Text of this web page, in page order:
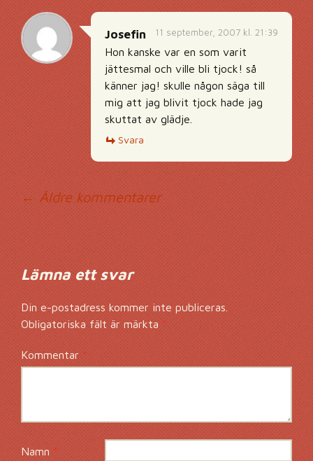
11 september, 2007 kl. 21:39
Josefin
Hon kanske var en som varit
jättesmal och ville bli tjock! så
känner jag! skulle någon säga till
mig att jag blivit tjock hade jag
skuttat av glädje.
Svara
← Äldre kommentarer
Lämna ett svar
Din e-postadress kommer inte publiceras.
Obligatoriska fält är märkta*
Kommentar*
Namn *